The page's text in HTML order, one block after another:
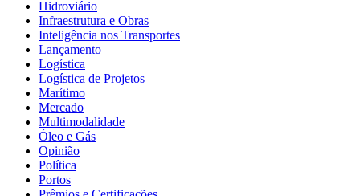
Hidroviário
Infraestrutura e Obras
Inteligência nos Transportes
Lançamento
Logística
Logística de Projetos
Marítimo
Mercado
Multimodalidade
Óleo e Gás
Opinião
Política
Portos